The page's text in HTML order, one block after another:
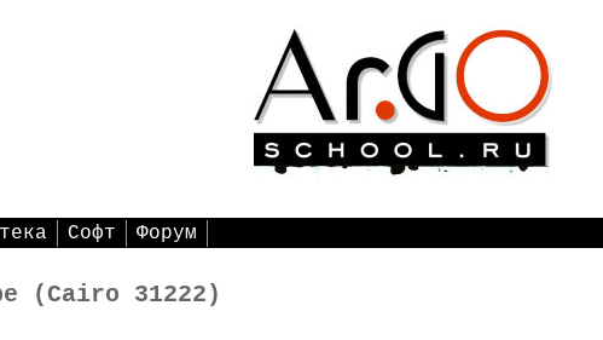
Софт Форум
(Cairo 31222)